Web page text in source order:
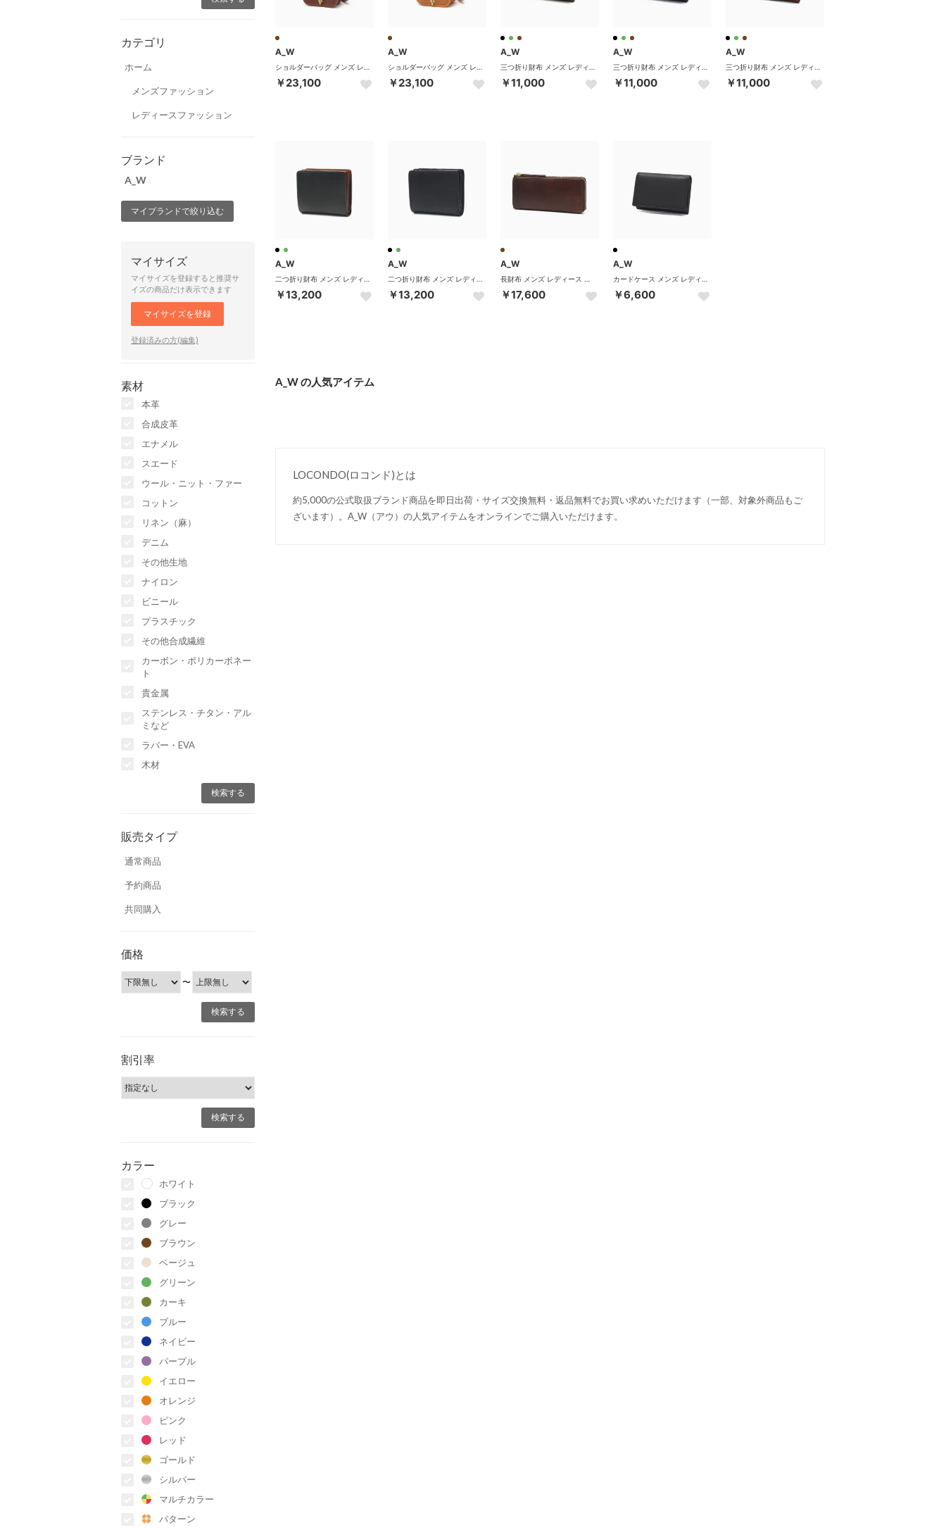
カテゴリ
ホーム
メンズファッション
レディースファッション
ブランド
A_W
マイブランドで絞り込む
マイサイズ
マイサイズを登録すると推奨サ
イズの商品だけ表示できます
マイサイズを登録
登録済みの方(編集)
素材
本革
合成皮革
エナメル
スエード
ウール・ニット・ファー
コットン
リネン（麻）
デニム
その他生地
ナイロン
ビニール
プラスチック
その他合成繊維
カーボン・ポリカーボネー
ト
貴金属
ステンレス・チタン・アル
ミなど
ラバー・EVA
木材
販売タイプ
通常商品
予約商品
共同購入
価格
〜
割引率
カラー
ホワイト
ブラック
グレー
ブラウン
ベージュ
グリーン
カーキ
ブルー
ネイビー
パープル
イエロー
オレンジ
ピンク
レッド
ゴールド
シルバー
マルチカラー
パターン
A_W
￥23,100
A_W
￥23,100
A_W
￥11,000
A_W
￥11,000
A_W
￥11,000
A_W
￥13,200
A_W
￥13,200
A_W
￥17,600
A_W
￥6,600
A_W の人気アイテム
LOCONDO(ロコンド)とは
約5,000の公式取扱ブランド商品を即日出荷・サイズ交換無料・返品無料でお買い求めいただけます（一部、対象外商品もご
ざいます）。A_W（アウ）の人気アイテムをオンラインでご購入いただけます。